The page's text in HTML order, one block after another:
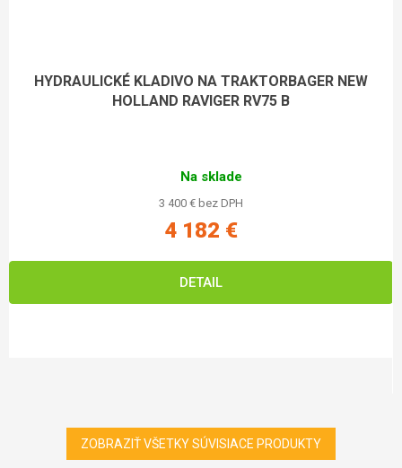
HYDRAULICKÉ KLADIVO NA TRAKTORBAGER NEW
HOLLAND RAVIGER RV75 B
Na sklade
3 400 € bez DPH
4 182 €
DETAIL
ZOBRAZIŤ VŠETKY SÚVISIACE PRODUKTY